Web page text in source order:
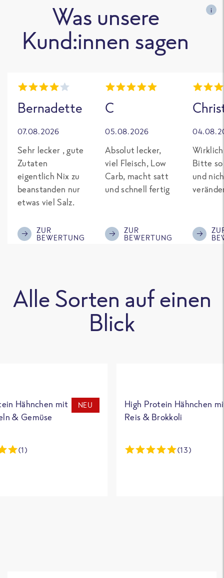
Was unsere
Kund:innen sagen
i
Bernadette
07.08.2026
Sehr lecker , gute
Zutaten
eigentlich Nix zu
beanstanden nur
etwas viel Salz.
ZUR
BEWERTUNG
C
05.08.2026
Absolut lecker,
viel Fleisch, Low
Carb, macht satt
und schnell fertig
ZUR
BEWERTUNG
Bitte so
und
Alle Sorten auf einen
Blick
Hähnchen mit
& Gemüse
NEU
(1)
High Protein Hähnchen
Reis & Brokkoli
(13)